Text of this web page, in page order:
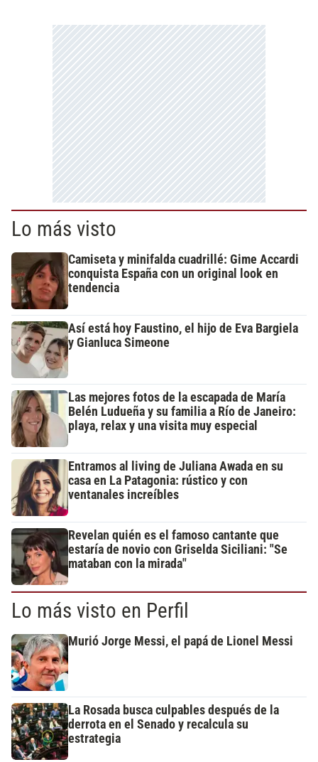
Lo más visto
Camiseta y minifalda cuadrillé: Gime Accardi
conquista España con un original look en
tendencia
Así está hoy Faustino, el hijo de Eva Bargiela
y Gianluca Simeone
Las mejores fotos de la escapada de María
Belén Ludueña y su familia a Río de Janeiro:
playa, relax y una visita muy especial
Entramos al living de Juliana Awada en su
casa en La Patagonia: rústico y con
ventanales increíbles
Revelan quién es el famoso cantante que
estaría de novio con Griselda Siciliani: "Se
mataban con la mirada"
Lo más visto en Perfil
Murió Jorge Messi, el papá de Lionel Messi
La Rosada busca culpables después de la
derrota en el Senado y recalcula su
estrategia